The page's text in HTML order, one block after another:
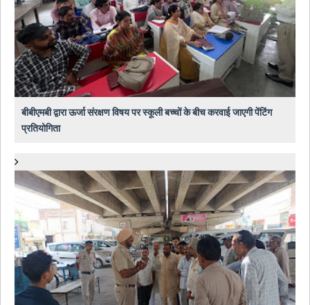
बीबीएमबी द्वारा ऊर्जा संरक्षण विषय पर स्कूली बच्चों के बीच करवाई जाएगी पेंटिंग
प्रतियोगिता